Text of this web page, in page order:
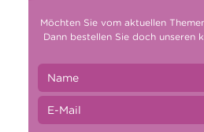
Möchten Sie vom aktuellen
Dann bestellen Sie doch unseren